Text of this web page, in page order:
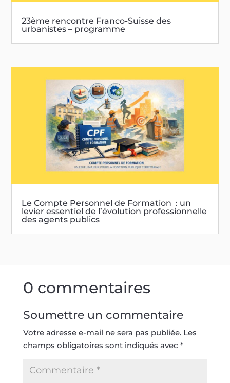
23ème rencontre Franco-Suisse des
urbanistes – programme
Le Compte Personnel de Formation : un
levier essentiel de l’évolution professionnelle
des agents publics
0 commentaires
Soumettre un commentaire
Votre adresse e-mail ne sera pas publiée. Les
champs obligatoires sont indiqués avec *